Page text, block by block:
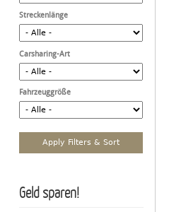
Streckenlänge
Carsharing-Art
Fahrzeuggröße
Geld sparen!